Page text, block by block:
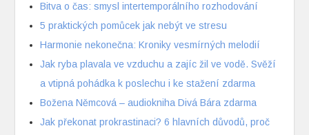
Bitva o čas: smysl intertemporálního rozhodování
5 praktických pomůcek jak nebýt ve stresu
Harmonie nekonečna: Kroniky vesmírných melodií
Jak ryba plavala ve vzduchu a zajíc žil ve vodě. Svěží
a vtipná pohádka k poslechu i ke stažení zdarma
Božena Němcová – audiokniha Divá Bára zdarma
Jak překonat prokrastinaci? 6 hlavních důvodů, proč